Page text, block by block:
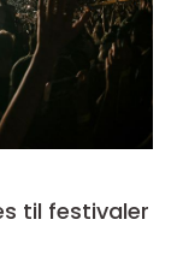
til festivaler